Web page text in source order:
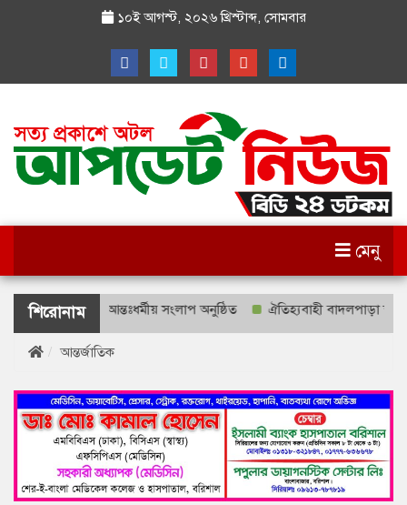
১০ই আগস্ট, ২০২৬ খ্রিস্টাব্দ, সোমবার
মেনু
শিরোনাম
উপস্থিতিতে আন্তঃধর্মীয় সংলাপ অনুষ্ঠিত ঐতিহ্যবাহী বাদলপাড়া স্কুল,
আন্তর্জাতিক